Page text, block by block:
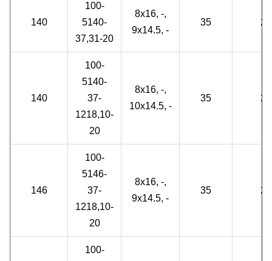
140
100-
5140-
37,31-20
8x16, -,
9x14.5, -
35 2
140
100-
5140-
37-
1218,10-
20
8x16, -,
10x14.5, -
35 2
146
100-
5146-
37-
1218,10-
20
8x16, -,
9x14.5, -
35 2
100-